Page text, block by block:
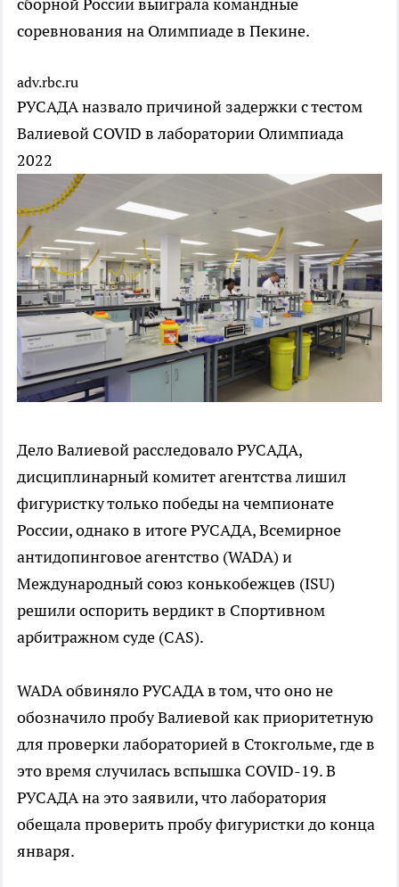
сборной России выиграла командные
соревнования на Олимпиаде в Пекине.
adv.rbc.ru
РУСАДА назвало причиной задержки с тестом
Валиевой COVID в лаборатории Олимпиада
2022
Дело Валиевой расследовало РУСАДА,
дисциплинарный комитет агентства лишил
фигуристку только победы на чемпионате
России, однако в итоге РУСАДА, Всемирное
антидопинговое агентство (WADA) и
Международный союз конькобежцев (ISU)
решили оспорить вердикт в Спортивном
арбитражном суде (CAS).
WADA обвиняло РУСАДА в том, что оно не
обозначило пробу Валиевой как приоритетную
для проверки лабораторией в Стокгольме, где в
это время случилась вспышка COVID-19. В
РУСАДА на это заявили, что лаборатория
обещала проверить пробу фигуристки до конца
января.